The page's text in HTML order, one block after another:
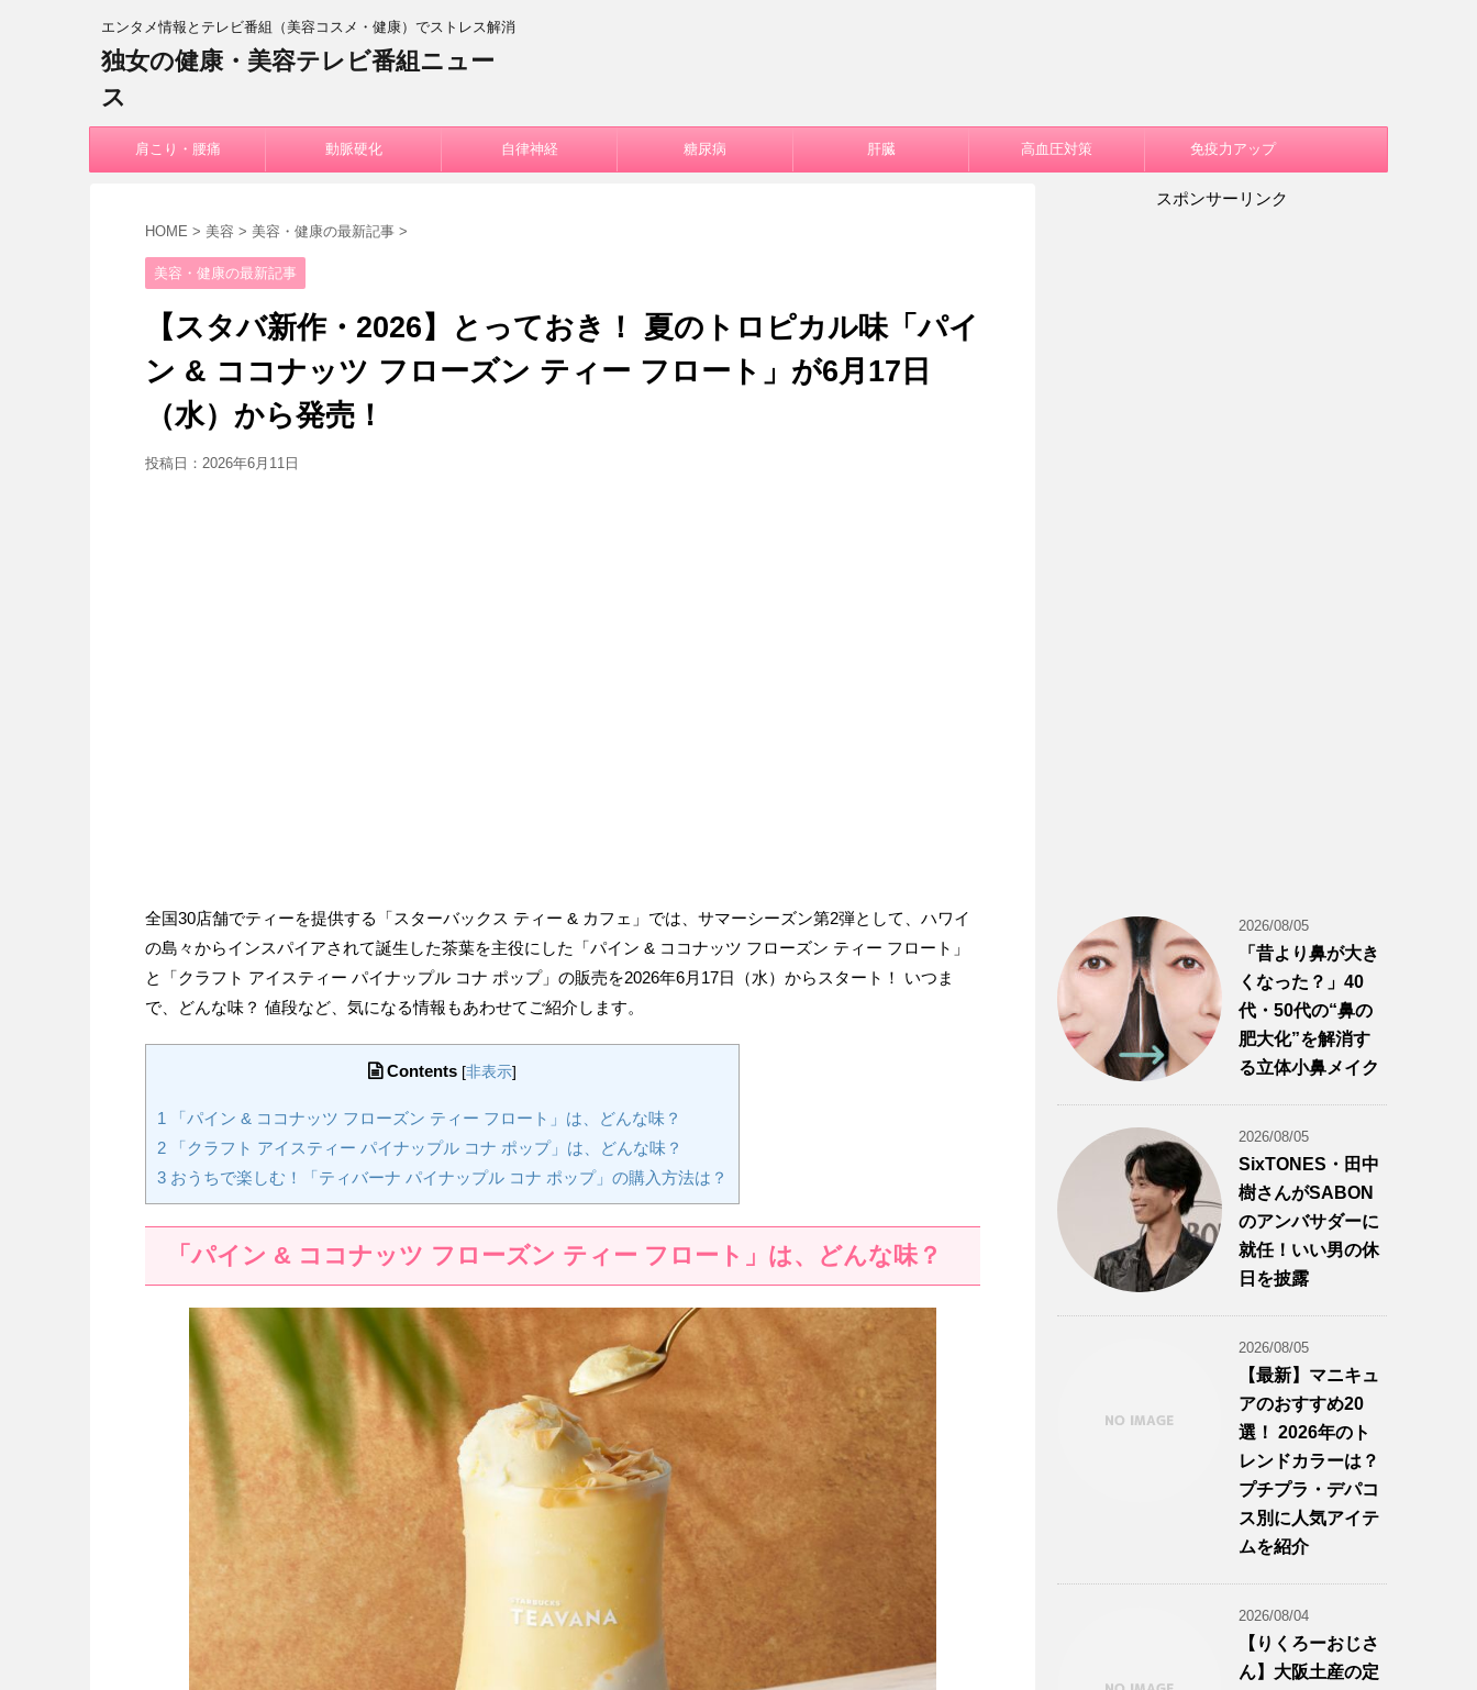
エンタメ情報とテレビ番組（美容コスメ・健康）でストレス解消
独女の健康・美容テレビ番組ニュー
ス
肩こり・腰痛 動脈硬化 自律神経 糖尿病 肝臓 高血圧対策 免疫力アップ
HOME > 美容 > 美容・健康の最新記事 >
美容・健康の最新記事
【スタバ新作・2026】とっておき！ 夏のトロピカル味「パイ
ン & ココナッツ フローズン ティー フロート」が6月17日
（水）から発売！
投稿日： 2026年6月11日
全国30店舗でティーを提供する「スターバックス ティー & カフェ」では、サマーシーズン第2弾として、ハワイ
の島々からインスパイアされて誕生した茶葉を主役にした「パイン & ココナッツ フローズン ティー フロート」
と「クラフト アイスティー パイナップル コナ ポップ」の販売を2026年6月17日（水）からスタート！ いつま
で、どんな味？ 値段など、気になる情報もあわせてご紹介します。
Contents [非表示]
1
「パイン & ココナッツ フローズン ティー フロート」は、どんな味？
2 「クラフト アイスティー パイナップル コナ ポップ」は、どんな味？
3 おうちで楽しむ！「ティバーナ パイナップル コナ ポップ」の購入方法は？
「パイン & ココナッツ フローズン ティー フロート」は、どんな味？
スポンサーリンク
2026/08/05
「昔より鼻が大き
くなった？」40
代・50代の“鼻の
肥大化”を解消す
る立体小鼻メイク
2026/08/05
SixTONES・田中
樹さんがSABON
のアンバサダーに
就任！いい男の休
日を披露
2026/08/05
【最新】マニキュ
アのおすすめ20
選！ 2026年のト
レンドカラーは？
プチプラ・デパコ
ス別に人気アイテ
ムを紹介
2026/08/04
【りくろーおじさ
ん】大阪土産の定